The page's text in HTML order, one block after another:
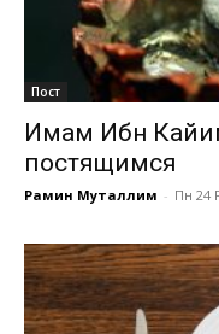
Пост
Имам Ибн
постящимся
Рамин Муталлим - Пн 24